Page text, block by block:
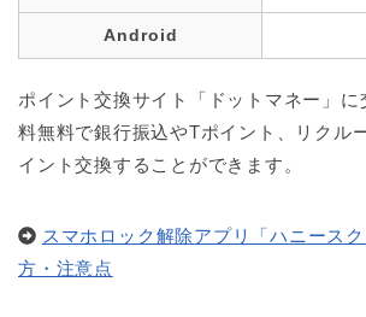
Android
ポイント交換サイト「ドットマネー」に
料無料で銀行振込やTポイント、リクル
イント交換することができます。
スマホロック解除アプリ「ハニース
方・注意点